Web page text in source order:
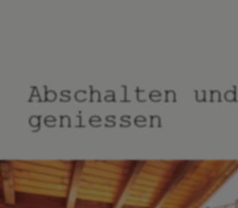
Abschalten und
geniessen